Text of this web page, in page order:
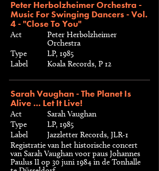
Peter Herbolzheimer Orchestra -
Music For Swinging Dancers - Vol.
4 - "Close To You"
Act
Peter Herbolzheimer
Orchestra
Type
LP, 1985
Label
Koala Records, P 12
Sarah Vaughan - The Planet Is
Alive ... Let It Live!
Act
Sarah Vaughan
Type
LP, 1985
Label
Jazzletter Records, JLR-1
Registratie van het historische concert
van Sarah Vaughan voor paus Johannes
Paulus II op 30 juni 1984 in de Tonhalle